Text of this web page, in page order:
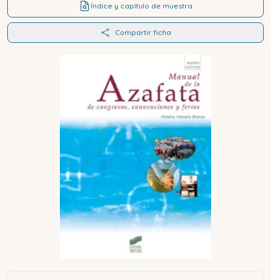
Índice y capítulo de muestra
Compartir ficha